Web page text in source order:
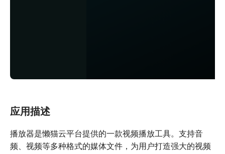
应用描述
播放器是懒猫云平台提供的一款视频播放工具。支持音
频、视频等多种格式的媒体文件，为用户打造强大的视频